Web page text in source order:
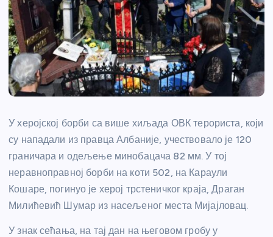
У херојској борби са више хиљада ОВК терориста, који
су нападали из правца Албаније, учествовало је 120
граничара и одељење минобацача 82 мм. У тој
неравноправној борби на коти 502, на Караули
Кошаре, погинуо је херој трстеничког краја, Драган
Милићевић Шумар из насељеног места Мијајловац.
У знак сећања, на тај дан на његовом гробу у